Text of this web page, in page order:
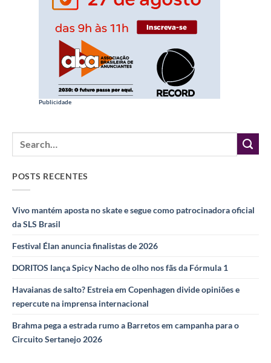
Publicidade
POSTS RECENTES
Vivo mantém aposta no skate e segue como patrocinadora oficial
da SLS Brasil
Festival Élan anuncia finalistas de 2026
DORITOS lança Spicy Nacho de olho nos fãs da Fórmula 1
Havaianas de salto? Estreia em Copenhagen divide opiniões e
repercute na imprensa internacional
Brahma pega a estrada rumo a Barretos em campanha para o
Circuito Sertanejo 2026